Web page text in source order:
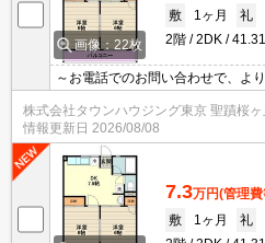
画像：22枚
敷
1ヶ月 礼
2階
2DK
～お電話でのお問い合わせで、よ
地域密着タウンハウジングまで～
株式会社タウンハウジング東京 聖蹟桜
情報更新日 2026/08/08
7.3万円(管理
敷
1ヶ月 礼